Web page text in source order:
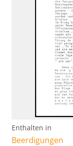
Enthalten in
Beerdigungen